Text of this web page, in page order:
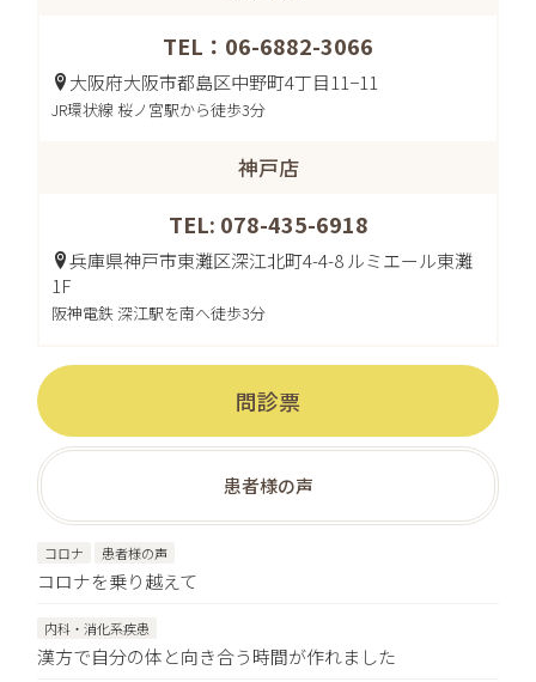
TEL：06-6882-3066
大阪府大阪市都島区中野町4丁目11−11
JR環状線 桜ノ宮駅から徒歩3分
神戸店
TEL: 078-435-6918
兵庫県神戸市東灘区深江北町4-4-8 ルミエール東灘
1F
阪神電鉄 深江駅を南へ徒歩3分
問診票
患者様の声
コロナ 患者様の声
コロナを乗り越えて
内科・消化系疾患
漢方で自分の体と向き合う時間が作れました